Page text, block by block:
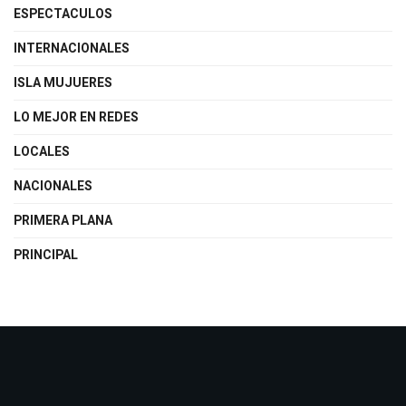
ESPECTACULOS
INTERNACIONALES
ISLA MUJUERES
LO MEJOR EN REDES
LOCALES
NACIONALES
PRIMERA PLANA
PRINCIPAL